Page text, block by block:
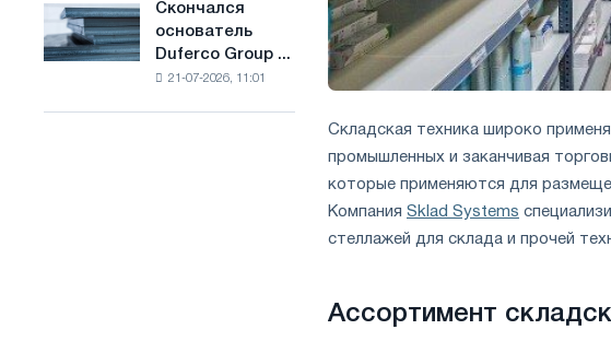
импорт
Саудовской
Скончался
основатель
Duferco
Скончался
основатель
Duferco Group ...
21-07-2026, 11:01
Складская техника широко
промышленных и заканчивая
которые применяются для
Компания Sklad Systems
стеллажей для склада и прочей
Ассортимент